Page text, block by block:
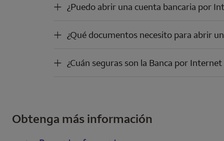
¿Puedo abrir una cuenta bancaria por
¿Qué documentos necesito para abrir una cuenta bancaria por Internet?
¿Qué documentos necesito para abrir
¿Cuán seguras son la Banca por Internet y la Banca Móvil?
¿Cuán seguras son la Banca por
Obtenga más información